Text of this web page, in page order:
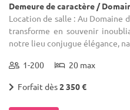
Demeure de caractère /
Location de salle : Au Domaine
transforme en souvenir
notre lieu conjugue élégance,
1-200 20 max
Forfait dès2 350 €